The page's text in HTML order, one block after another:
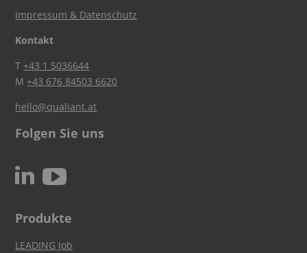
Impressum & Datenschutz
Kontakt
T+43 1 5036644
M+43 676 84503 6620
hello@qualiant.at
Folgen Sie uns
N c
Produkte
LEADING Job